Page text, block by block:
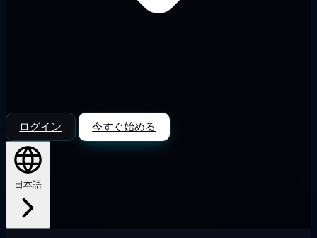
ログイン 今すぐ始める
日本語